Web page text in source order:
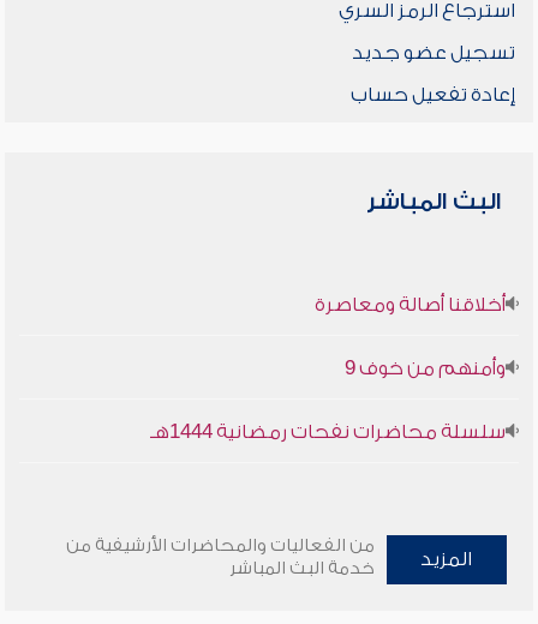
استرجاع الرمز السري
تسجيل عضو جديد
إعادة تفعيل حساب
البث المباشر
أخلاقنا أصالة ومعاصرة
وأمنهم من خوف 9
سلسلة محاضرات نفحات رمضانية 1444هـ
المزيد
من الفعاليات والمحاضرات الأرشيفية من
خدمة البث المباشر